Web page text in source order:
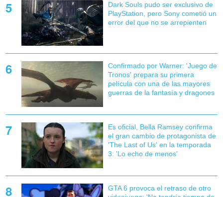
Dark Souls pudo ser exclusivo de
PlayStation, pero Sony cometió un
error del que no se arrepienten
Confirmado por Warner: 'Juego de
Tronos' prepara su primera
película con una de las mayores
guerras de la fantasía y dragones
Es oficial, Bella Ramsey confirma
el gran cambio de protagonista de
'The Last of Us' en la temporada
3: 'Lo echo de menos'
GTA 6 provoca el retraso de otro